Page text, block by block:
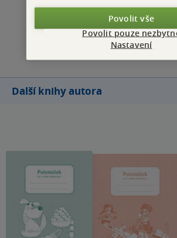
Zobrazit všechna
Přidat
Další knihy autora
Povolit vše
Povolit pouze
Nastavení